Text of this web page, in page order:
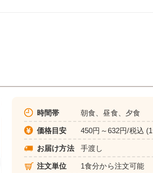
時間帯 朝食、昼食、夕食
価格目安 450円～632円/税込
お届け方法 手渡し
注文単位 1食分から注文可能